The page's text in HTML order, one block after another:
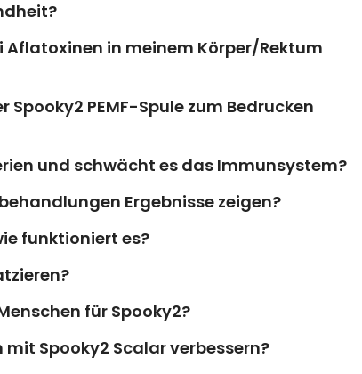
Aflatoxinen in meinem Körper/Rektum
PEMF-Spule zum Bedrucken
und schwächt es das Immunsystem?
Ergebnisse zeigen?
funktioniert es?
für Spooky2?
Spooky2 Scalar verbessern?